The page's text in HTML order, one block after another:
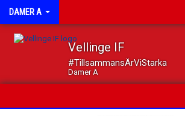
DAMER A
Vellinge IF
#TillsammansÄrViStarka
Damer A